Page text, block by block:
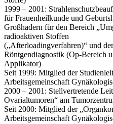
1999 – 2001:
für Frauenheilkunde und
Großhadern für den Bereich
radioaktiven Stoffen
(„Afterloadingverfahren)“ und
Röntgendiagnostik (Op-Bereich
Applikator)
Seit 1999: Mitglied der
Arbeitsgemeinschaft
2000 – 2001: Stellvertretende
Ovarialtumoren“ am
Seit 2000: Mitglied der
Arbeitsgemeinschaft